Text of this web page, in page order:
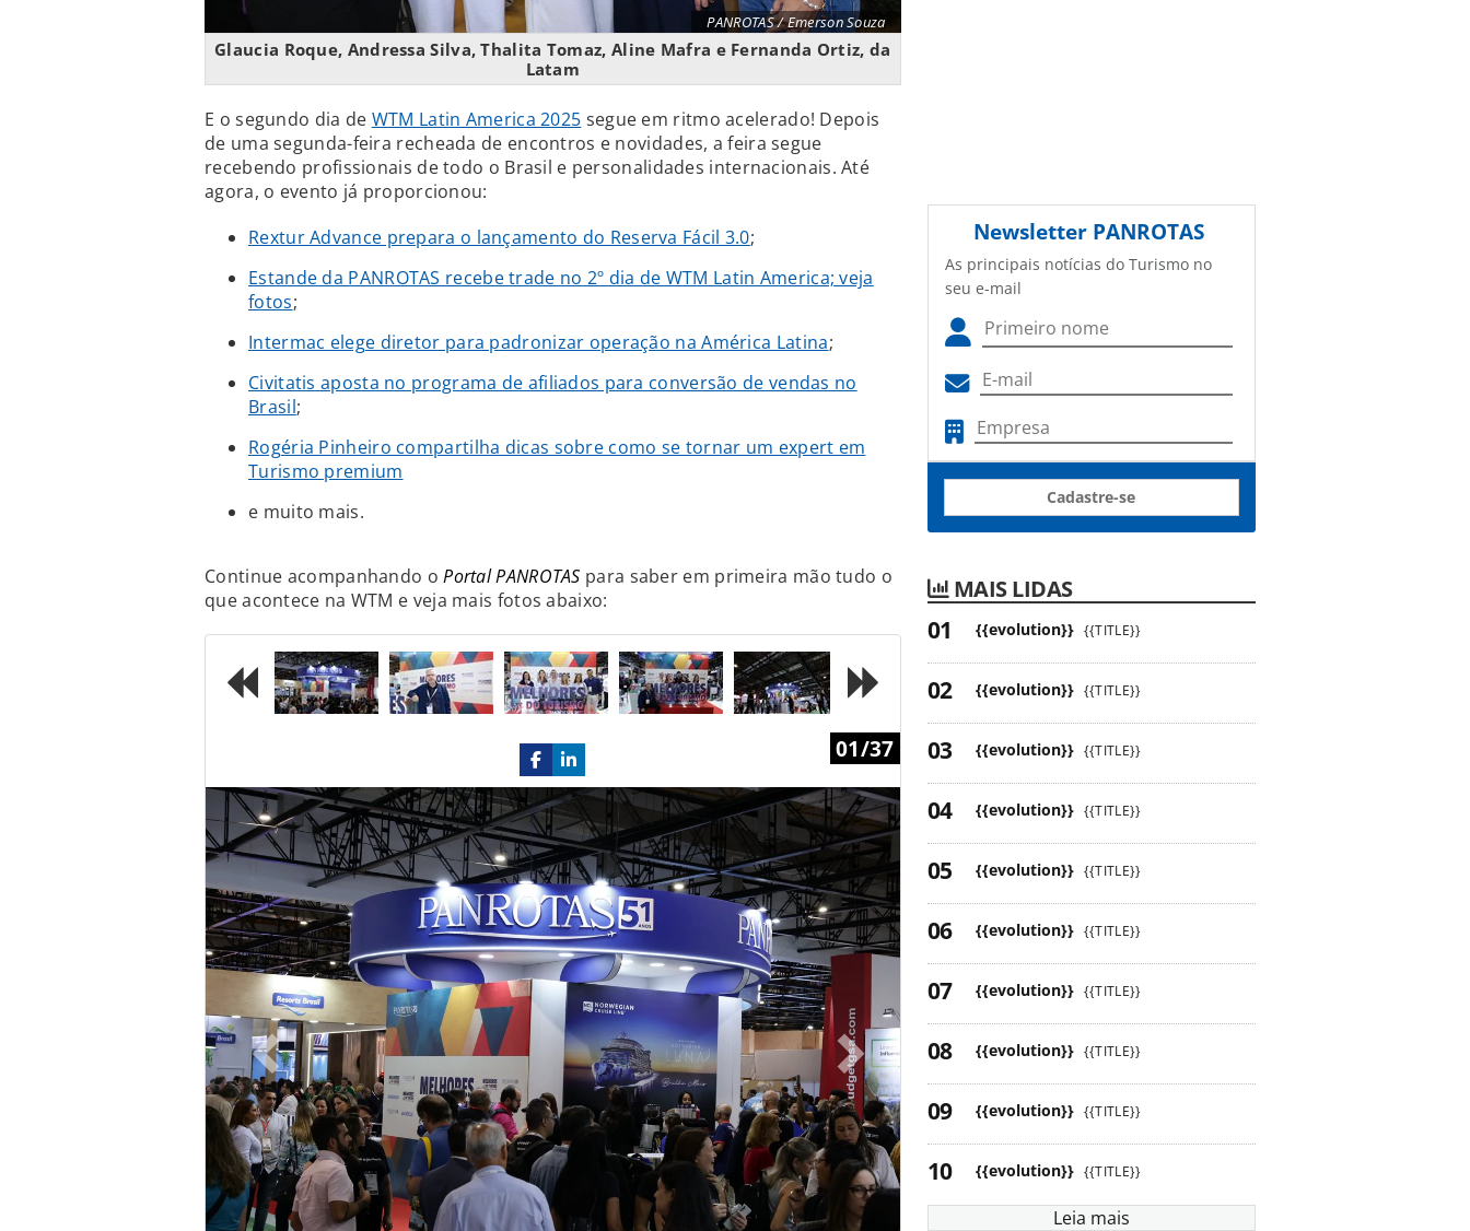
PANROTAS / Emerson Souza
Glaucia Roque, Andressa Silva, Thalita Tomaz, Aline Mafra e Fernanda Ortiz, da
Latam
E o segundo dia de WTM Latin America 2025 segue em ritmo acelerado! Depois
de uma segunda-feira recheada de encontros e novidades, a feira segue
recebendo profissionais de todo o Brasil e personalidades internacionais. Até
agora, o evento já proporcionou:
Rextur Advance prepara o lançamento do Reserva Fácil 3.0;
Estande da PANROTAS recebe trade no 2º dia de WTM Latin America; veja
fotos;
Intermac elege diretor para padronizar operação na América Latina;
Civitatis aposta no programa de afiliados para conversão de vendas no
Brasil;
Rogéria Pinheiro compartilha dicas sobre como se tornar um expert em
Turismo premium
e muito mais.
Continue acompanhando o Portal PANROTAS para saber em primeira mão tudo o
que acontece na WTM e veja mais fotos abaixo:
01/37
Next
Newsletter PANROTAS
As principais notícias do Turismo no
seu e-mail
Cadastre-se
MAIS LIDAS
{{evolution}} {{TITLE}}
{{evolution}} {{TITLE}}
{{evolution}} {{TITLE}}
{{evolution}} {{TITLE}}
{{evolution}} {{TITLE}}
{{evolution}} {{TITLE}}
{{evolution}} {{TITLE}}
{{evolution}} {{TITLE}}
{{evolution}} {{TITLE}}
{{evolution}} {{TITLE}}
Leia mais